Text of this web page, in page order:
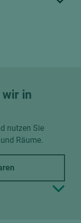
in
nutzen Sie
Räume.